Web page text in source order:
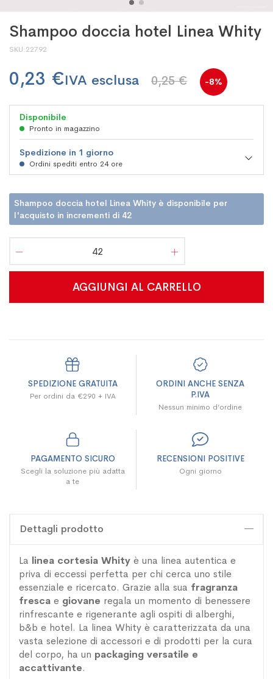
Shampoo doccia hotel Linea Whity
SKU 22792
Disponibile
Pronto in magazzino
Spedizione in 1 giorno
Ordini spediti entro 24 ore
0,23 € 0,25 € -8%
Shampoo doccia hotel Linea Whity è disponibile per
l'acquisto in incrementi di 42
AGGIUNGI AL CARRELLO
SPEDIZIONE GRATUITA
Per ordini da €290 + IVA
ORDINI ANCHE SENZA
P.IVA
Nessun minimo d’ordine
PAGAMENTO SICURO
Scegli la soluzione più adatta
a te
RECENSIONI POSITIVE
Ogni giorno
Dettagli prodotto
La linea cortesia Whity è una linea autentica e
priva di eccessi perfetta per chi cerca uno stile
essenziale e ricercato. Grazie alla sua fragranza
fresca e giovane regala un momento di benessere
rinfrescante e rigenerante agli ospiti di alberghi,
b&b e hotel. La linea Whity è caratterizzata da una
vasta selezione di accessori e di prodotti per la cura
del corpo, ha un packaging versatile e
accattivante.